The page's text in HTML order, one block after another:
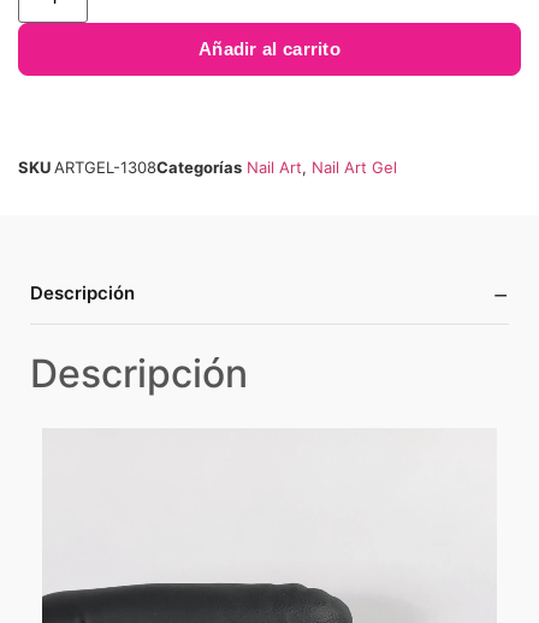
Añadir al carrito
SKUARTGEL-1308Categorías Nail Art, Nail Art Gel
Descripción −
Descripción